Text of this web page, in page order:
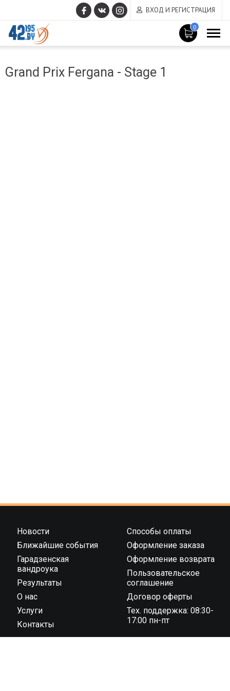
ВХОД И РЕГИСТРАЦИЯ
0
MAIN
CONTENT
14,
Grand Prix Fergana - Stage 1
Новости
Ближайшие события
Гарадзенская
вандроука
Результаты
О нас
Услуги
Контакты
Способы оплаты
Оформление заказа
Оформление возврата
Пользовательское
соглашение
Договор оферты
Тех. поддержка: 08:30-
17:00 пн-пт